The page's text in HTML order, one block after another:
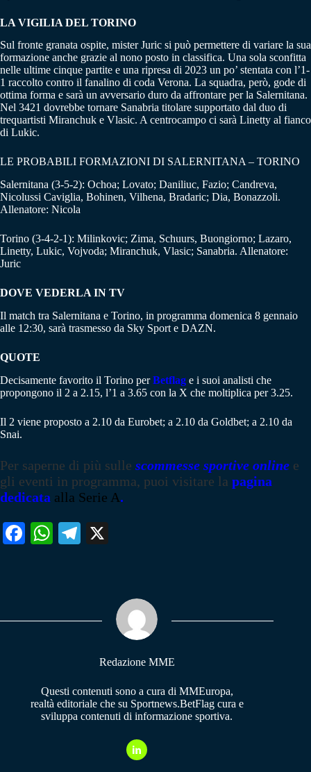
LA VIGILIA DEL TORINO
Sul fronte granata ospite, mister Juric si può permettere di variare la sua
formazione anche grazie al nono posto in classifica. Una sola sconfitta
nelle ultime cinque partite e una ripresa di 2023 un po’ stentata con l’1-
1 raccolto contro il fanalino di coda Verona. La squadra, però, gode di
ottima forma e sarà un avversario duro da affrontare per la Salernitana.
Nel 3421 dovrebbe tornare Sanabria titolare supportato dal duo di
trequartisti Miranchuk e Vlasic. A centrocampo ci sarà Linetty al fianco
di Lukic.
LE PROBABILI FORMAZIONI DI SALERNITANA – TORINO
Salernitana (3-5-2): Ochoa; Lovato; Daniliuc, Fazio; Candreva,
Nicolussi Caviglia, Bohinen, Vilhena, Bradaric; Dia, Bonazzoli.
Allenatore: Nicola
Torino (3-4-2-1): Milinkovic; Zima, Schuurs, Buongiorno; Lazaro,
Linetty, Lukic, Vojvoda; Miranchuk, Vlasic; Sanabria. Allenatore:
Juric
DOVE VEDERLA IN TV
Il match tra Salernitana e Torino, in programma domenica 8 gennaio
alle 12:30, sarà trasmesso da Sky Sport e DAZN.
QUOTE
Decisamente favorito il Torino per Betflag e i suoi analisti che
propongono il 2 a 2.15, l’1 a 3.65 con la X che moltiplica per 3.25.
Il 2 viene proposto a 2.10 da Eurobet; a 2.10 da Goldbet; a 2.10 da
Snai.
Per saperne di più sulle scommesse sportive online e
gli eventi in programma, puoi visitare la pagina
dedicata alla Serie A.
Fa W
pp
Te
m
Redazione MME
Questi contenuti sono a cura di MMEuropa,
realtà editoriale che su Sportnews.BetFlag cura e
sviluppa contenuti di informazione sportiva.